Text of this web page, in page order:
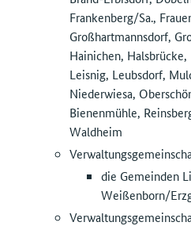
Frankenberg/Sa.,
Großhartmannsdorf,
Hainichen,
Leisnig, Leubsdorf,
Niederwiesa,
Bienenmühle,
Waldheim
die Gemeinden
Weißenborn/